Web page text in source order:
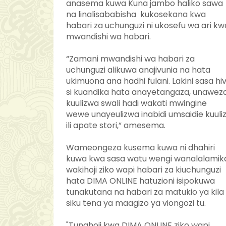
anasema kuwa Kuna jambo haliko sawa
na linalisababisha kukosekana kwa
habari za uchunguzi ni ukosefu wa ari
mwandishi wa habari.
“Zamani mwandishi wa habari za
uchunguzi alikuwa anajivunia na hata
ukimuona ana hadhi fulani. Lakini sasa
si kuandika hata anayetangaza,
kuulizwa swali hadi wakati mwingine
wewe unayeulizwa inabidi umsaidie
ili apate stori,” amesema.
Wameongeza kusema kuwa ni dhahiri
kuwa kwa sasa watu wengi
wakihoji ziko wapi habari za kiuchunguzi
hata DIMA ONLINE hatuzioni isipokuwa
tunakutana na habari za matukio ya kila
siku tena ya maagizo ya viongozi tu.